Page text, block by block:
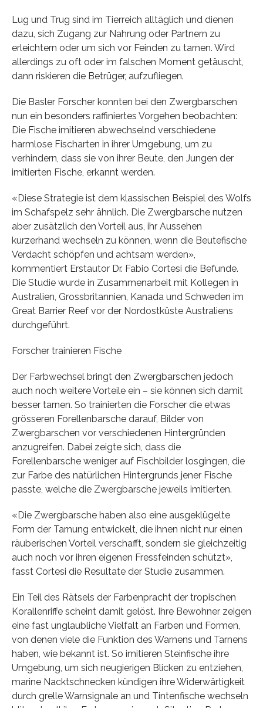
Lug und Trug sind im Tierreich alltäglich und dienen
dazu, sich Zugang zur Nahrung oder Partnern zu
erleichtern oder um sich vor Feinden zu tarnen. Wird
allerdings zu oft oder im falschen Moment getäuscht,
dann riskieren die Betrüger, aufzufliegen.
Die Basler Forscher konnten bei den Zwergbarschen
nun ein besonders raffiniertes Vorgehen beobachten:
Die Fische imitieren abwechselnd verschiedene
harmlose Fischarten in ihrer Umgebung, um zu
verhindern, dass sie von ihrer Beute, den Jungen der
imitierten Fische, erkannt werden.
«Diese Strategie ist dem klassischen Beispiel des Wolfs
im Schafspelz sehr ähnlich. Die Zwergbarsche nutzen
aber zusätzlich den Vorteil aus, ihr Aussehen
kurzerhand wechseln zu können, wenn die Beutefische
Verdacht schöpfen und achtsam werden»,
kommentiert Erstautor Dr. Fabio Cortesi die Befunde.
Die Studie wurde in Zusammenarbeit mit Kollegen in
Australien, Grossbritannien, Kanada und Schweden im
Great Barrier Reef vor der Nordostküste Australiens
durchgeführt.
Forscher trainieren Fische
Der Farbwechsel bringt den Zwergbarschen jedoch
auch noch weitere Vorteile ein – sie können sich damit
besser tarnen. So trainierten die Forscher die etwas
grösseren Forellenbarsche darauf, Bilder von
Zwergbarschen vor verschiedenen Hintergründen
anzugreifen. Dabei zeigte sich, dass die
Forellenbarsche weniger auf Fischbilder losgingen, die
zur Farbe des natürlichen Hintergrunds jener Fische
passte, welche die Zwergbarsche jeweils imitierten.
«Die Zwergbarsche haben also eine ausgeklügelte
Form der Tarnung entwickelt, die ihnen nicht nur einen
räuberischen Vorteil verschafft, sondern sie gleichzeitig
auch noch vor ihren eigenen Fressfeinden schützt»,
fasst Cortesi die Resultate der Studie zusammen.
Ein Teil des Rätsels der Farbenpracht der tropischen
Korallenriffe scheint damit gelöst. Ihre Bewohner zeigen
eine fast unglaubliche Vielfalt an Farben und Formen,
von denen viele die Funktion des Warnens und Tarnens
haben, wie bekannt ist. So imitieren Steinfische ihre
Umgebung, um sich neugierigen Blicken zu entziehen,
marine Nacktschnecken kündigen ihre Widerwärtigkeit
durch grelle Warnsignale an und Tintenfische wechseln